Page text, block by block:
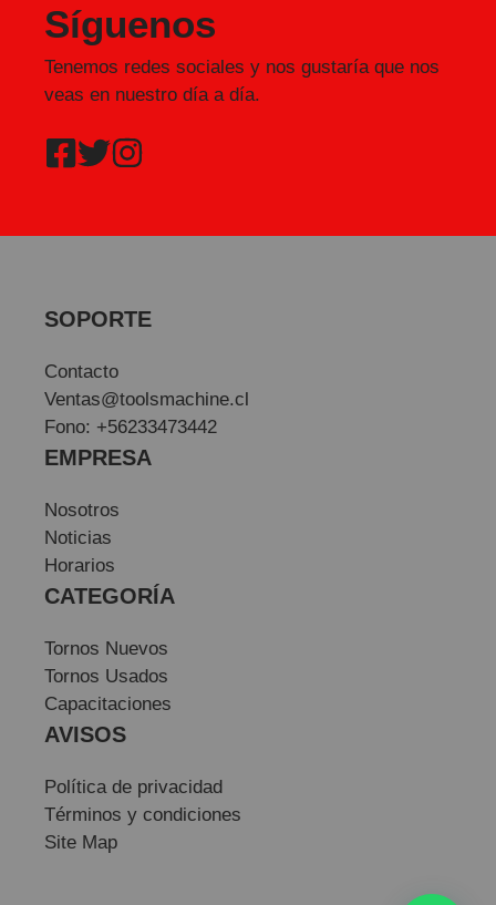
Síguenos
Tenemos redes sociales y nos gustaría que nos
veas en nuestro día a día.
SOPORTE
Contacto
Ventas@toolsmachine.cl
Fono: +56233473442
EMPRESA
Nosotros
Noticias
Horarios
CATEGORÍA
Tornos Nuevos
Tornos Usados
Capacitaciones
AVISOS
Política de privacidad
Términos y condiciones
Site Map